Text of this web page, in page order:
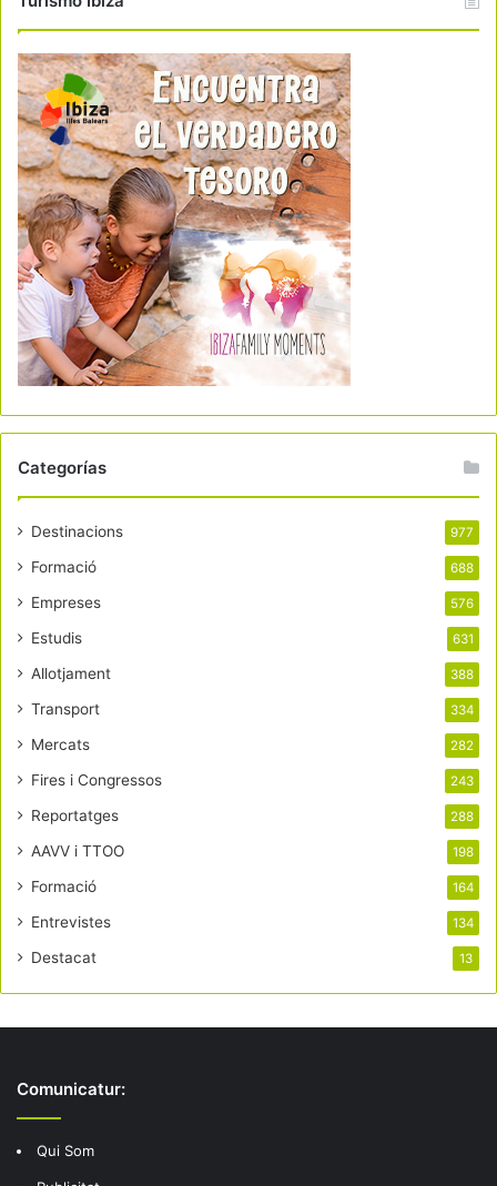
Categorías
Destinacions 977
Formació 688
Empreses 576
Estudis 631
Allotjament 388
Transport 334
Mercats 282
Fires i Congressos 243
Reportatges 288
AAVV i TTOO 198
Formació 164
Entrevistes 134
Destacat 13
Comunicatur:
Qui Som